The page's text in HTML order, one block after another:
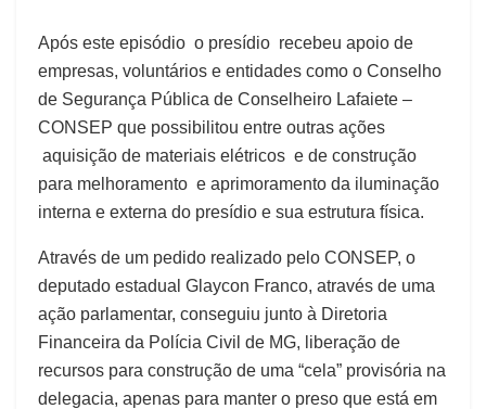
Após este episódio o presídio recebeu apoio de
empresas, voluntários e entidades como o Conselho
de Segurança Pública de Conselheiro Lafaiete –
CONSEP que possibilitou entre outras ações
aquisição de materiais elétricos e de construção
para melhoramento e aprimoramento da iluminação
interna e externa do presídio e sua estrutura física.
Através de um pedido realizado pelo CONSEP, o
deputado estadual Glaycon Franco, através de uma
ação parlamentar, conseguiu junto à Diretoria
Financeira da Polícia Civil de MG, liberação de
recursos para construção de uma “cela” provisória na
delegacia, apenas para manter o preso que está em